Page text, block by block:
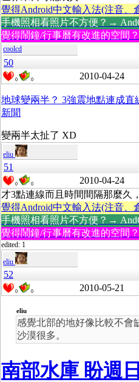
覺得Android中文輸入法(注音
手機照相看照片不方便？→
覺得鬧鐘/行事曆有改進的空間
coolcd
50
0 0 2010-04-24
地球變兩半？ 3強震地點連成直
新聞
變兩半太扯了 XD
eliu
51
0 0 2010-04-24
才3點連線而且時間間隔那麼久
覺得Android中文輸入法(注音
手機照相看照片不方便？→
覺得鬧鐘/行事曆有改進的空間
edited: 1
eliu
52
0 0 2010-05-21
eliu
感覺北部的地好像比較不會
沙漠很多。
南部水庫 盼週